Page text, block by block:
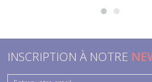
INSCRIPTION À NOTRE